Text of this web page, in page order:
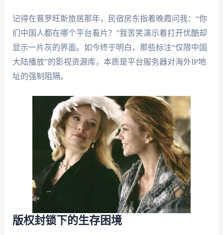
记得在普罗旺斯旅居那年，民宿房东指着晚霞问我：“你
们中国人都在哪个平台看片？”我苦笑演示着打开优酷却
显示一片灰的界面。如今终于明白，那些标注“仅限中国
大陆播放”的影视资源库，本质是平台服务器对海外IP地
址的强制阻隔。
版权封锁下的生存困境